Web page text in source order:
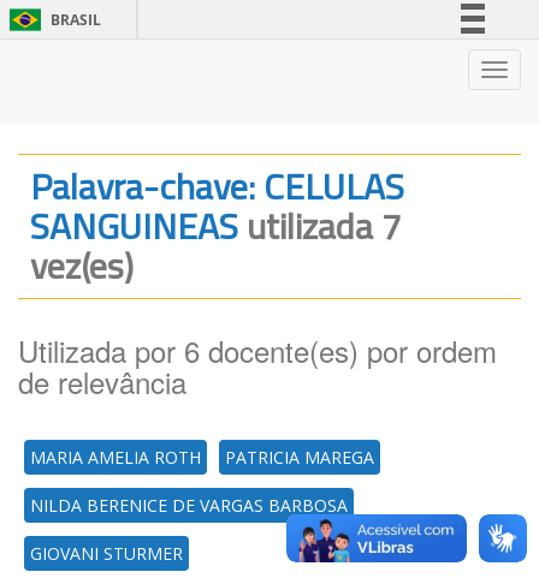
BRASIL
Legislação
Canais
Palavra-chave: CELULAS
SANGUINEASutilizada 7
vez(es)
Utilizada por 6 docente(es) por ordem
de relevância
MARIA AMELIA ROTH PATRICIA MAREGA
NILDA BERENICE DE VARGAS BARBOSA
GIOVANI STURMER